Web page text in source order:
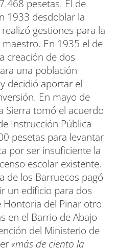
pesetas. El de
1933 desdoblar la
gestiones para la
En 1935 el de
creación de dos
una población
decidió aportar el
En mayo de
Sierra tomó el acuerdo
Instrucción Pública
pesetas para levantar
por ser insuficiente la
escolar existente.
de los Barruecos pagó
un edificio para dos
Hontoria del Pinar otro
en el Barrio de Abajo
del Ministerio de
«más de ciento la